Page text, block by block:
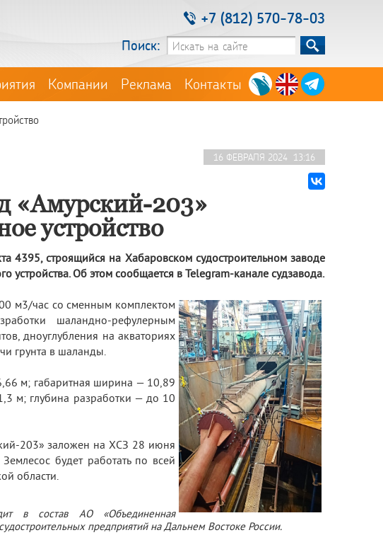
+7 (812) 570-78-03
Поиск:
Компании Реклама Контакты
16 ФЕВРАЛЯ 2024 13:16
«Амурский-203»
устройство
4395, строящийся на Хабаровском судостроительном заводе
устройства. Об этом сообщается в Telegram-канале судзавода.
м3/час со сменным комплектом
шаландно-рефулерным
дноуглубления на акваториях
грунта в шаланды.
м; габаритная ширина — 10,89
м; глубина разработки — до 10
203» заложен на ХСЗ 28 июня
будет работать по всей
области.
в состав АО «Объединенная
предприятий на Дальнем Востоке России.